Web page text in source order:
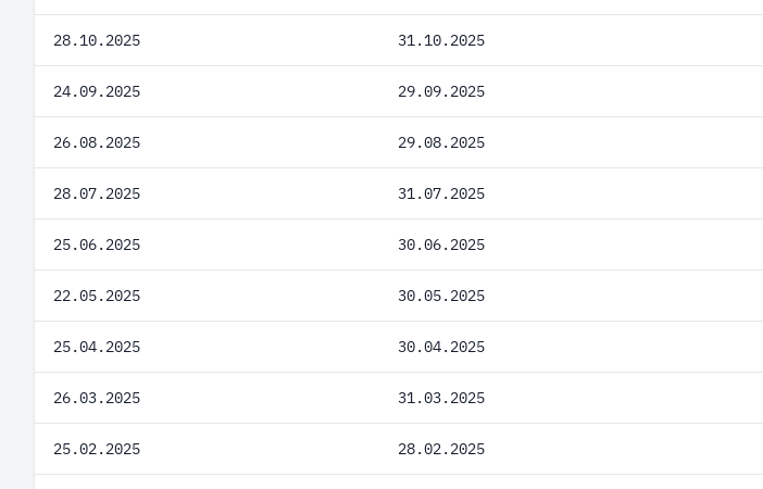
28.10.2025 31.10.2025
24.09.2025 29.09.2025
26.08.2025 29.08.2025
28.07.2025 31.07.2025
25.06.2025 30.06.2025
22.05.2025 30.05.2025
25.04.2025 30.04.2025
26.03.2025 31.03.2025
25.02.2025 28.02.2025